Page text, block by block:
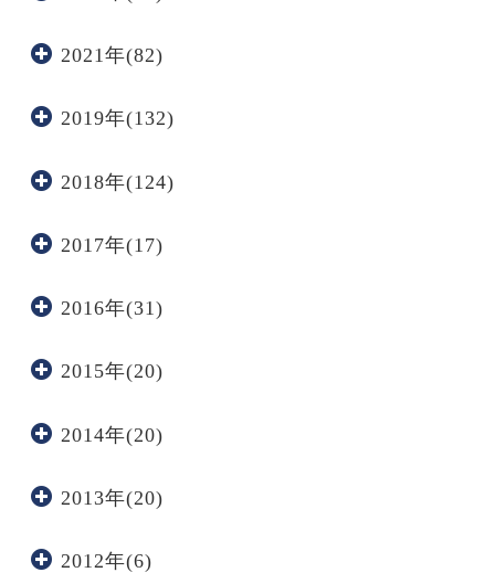
2021年(82)
2019年(132)
2018年(124)
2017年(17)
2016年(31)
2015年(20)
2014年(20)
2013年(20)
2012年(6)